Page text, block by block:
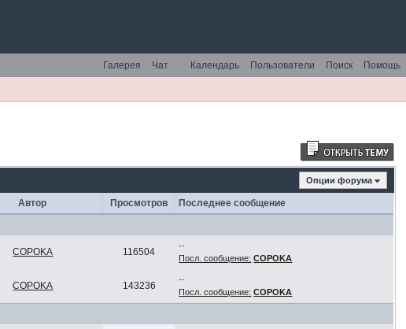
Помощь
Поиск
Пользователи
Календарь
Чат
Галерея
Опции форума
Автор Просмотров
Последнее сообщение
COPOKA 116504
--
Посл. сообщение: COPOKA
COPOKA 143236
--
Посл. сообщение: COPOKA